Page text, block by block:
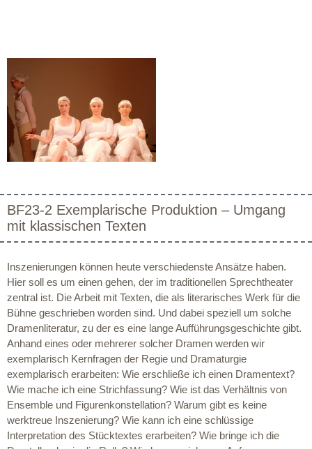
BF23-2 Exemplarische Produktion – Umgang
mit klassischen Texten
Inszenierungen können heute verschiedenste Ansätze haben.
Hier soll es um einen gehen, der im traditionellen Sprechtheater
zentral ist. Die Arbeit mit Texten, die als literarisches Werk für die
Bühne geschrieben worden sind. Und dabei speziell um solche
Dramenliteratur, zu der es eine lange Aufführungsgeschichte gibt.
Anhand eines oder mehrerer solcher Dramen werden wir
exemplarisch Kernfragen der Regie und Dramaturgie
exemplarisch erarbeiten: Wie erschließe ich einen Dramentext?
Wie mache ich eine Strichfassung? Wie ist das Verhältnis von
Ensemble und Figurenkonstellation? Warum gibt es keine
werktreue Inszenierung? Wie kann ich eine schlüssige
Interpretation des Stücktextes erarbeiten? Wie bringe ich die